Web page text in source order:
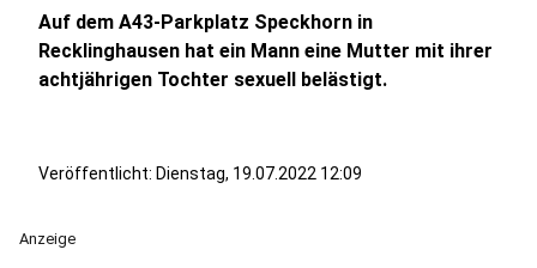
Auf dem A43-Parkplatz Speckhorn in
Recklinghausen hat ein Mann eine Mutter mit ihrer
achtjährigen Tochter sexuell belästigt.
Veröffentlicht: Dienstag, 19.07.2022 12:09
Anzeige